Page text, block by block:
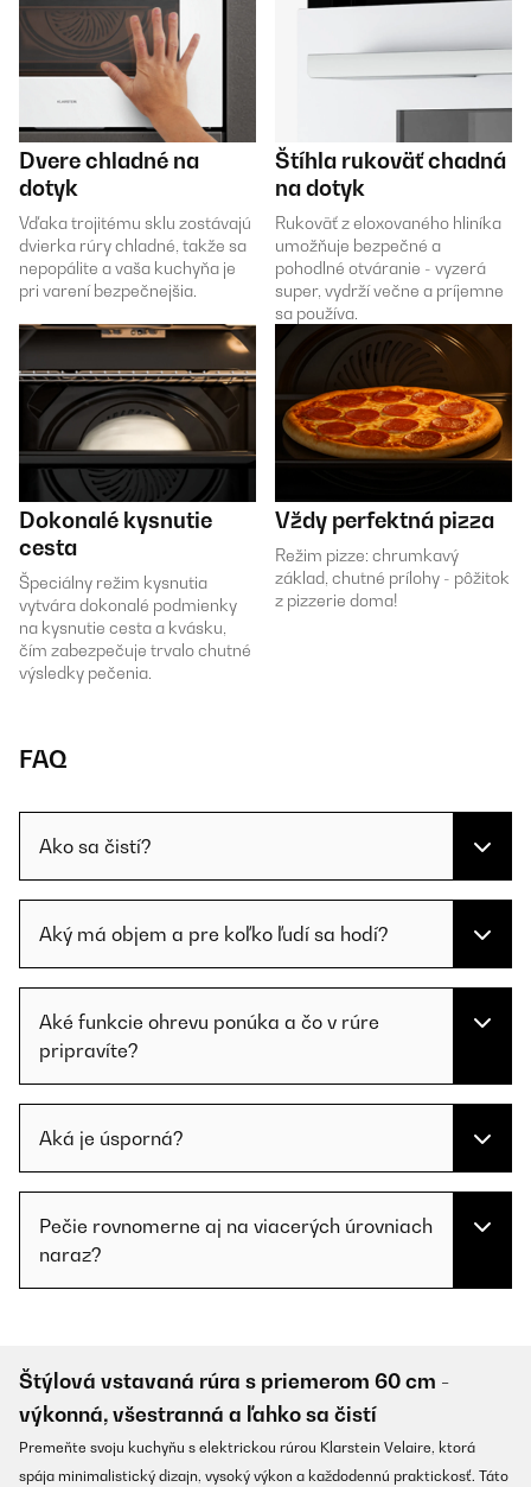
Dvere chladné na
dotyk
Vďaka trojitému sklu zostávajú
dvierka rúry chladné, takže sa
nepopálite a vaša kuchyňa je
pri varení bezpečnejšia.
Štíhla rukoväť chadná
na dotyk
Rukoväť z eloxovaného hliníka
umožňuje bezpečné a
pohodlné otváranie - vyzerá
super, vydrží večne a príjemne
sa používa.
Dokonalé kysnutie
cesta
Špeciálny režim kysnutia
vytvára dokonalé podmienky
na kysnutie cesta a kvásku,
čím zabezpečuje trvalo chutné
výsledky pečenia.
Vždy perfektná pizza
Režim pizze: chrumkavý
základ, chutné prílohy - pôžitok
z pizzerie doma!
FAQ
Ako sa čistí?
Aký má objem a pre koľko ľudí sa hodí?
Aké funkcie ohrevu ponúka a čo v rúre
pripravíte?
Aká je úsporná?
Pečie rovnomerne aj na viacerých úrovniach
naraz?
Štýlová vstavaná rúra s priemerom 60 cm -
výkonná, všestranná a ľahko sa čistí
Premeňte svoju kuchyňu s elektrickou rúrou Klarstein Velaire, ktorá
spája minimalistický dizajn, vysoký výkon a každodennú praktickosť. Táto